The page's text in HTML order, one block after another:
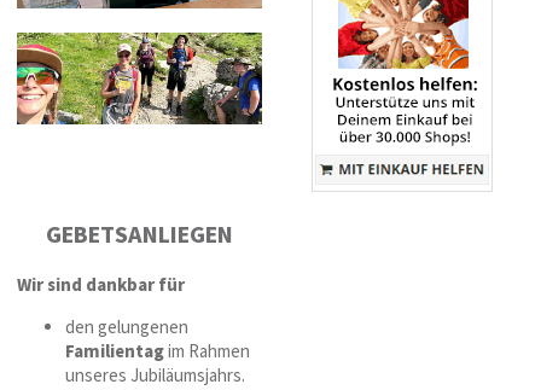
GEBETSANLIEGEN
Wir sind dankbar für
den gelungenen
Familientagim Rahmen
unseres Jubiläumsjahrs.